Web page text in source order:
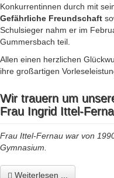
Konkurrentinnen durch mit
Gefährliche Freundschaft
Schulsieger nahm er im
Gummersbach teil.
Allen einen herzlichen
ihre großartigen
Wir trauern um
Frau Ingrid Ittel-
Frau Ittel-Fernau war von
Gymnasium.
Weiterlesen ...